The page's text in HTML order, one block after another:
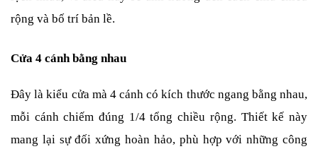
rộng và bố trí bản lề.
Cửa 4 cánh bằng nhau
Đây là kiểu cửa mà 4 cánh có kích thước ngang bằng nhau,
mỗi cánh chiếm đúng 1/4 tổng chiều rộng. Thiết kế này
mang lại sự đối xứng hoàn hảo, phù hợp với những công